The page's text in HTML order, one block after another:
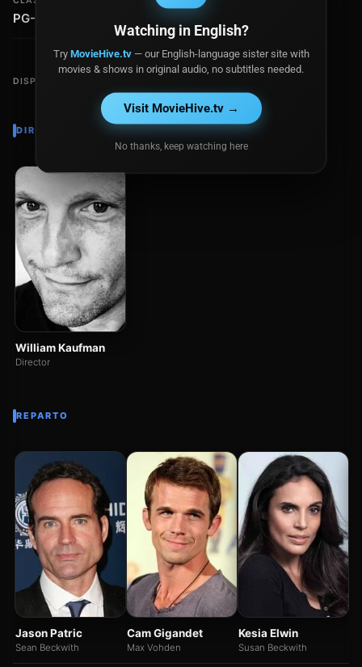
PG-13
DISPONIBLE EN
DIRECTOR
William Kaufman
Director
REPARTO
Jason Patric
Sean Beckwith
Cam Gigandet
Max Vohden
Kesia Elwin
Susan Beckwith
Watching in English?
Try MovieHive.tv— our English-language sister site with
movies & shows in original audio, no subtitles needed.
Visit MovieHive.tv →
No thanks, keep watching here